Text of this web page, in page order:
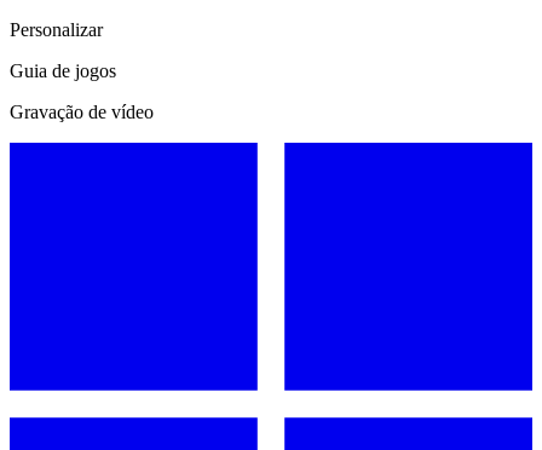
Personalizar
Guia de jogos
Gravação de vídeo